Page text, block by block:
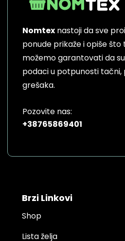
Nomtex nastoji da sve
ponude prikaže i opiše što
možemo garantovati da
podaci u potpunosti tačni,
grešaka.
Pozovite nas:
+38765869401
Brzi Linkovi
Shop
Lista želja